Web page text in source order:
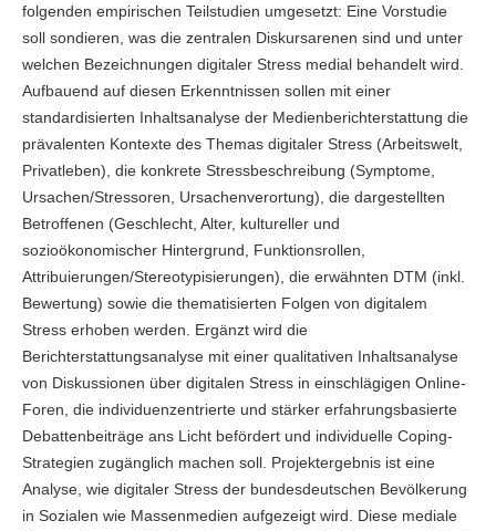
folgenden empirischen Teilstudien umgesetzt: Eine Vorstudie
soll sondieren, was die zentralen Diskursarenen sind und unter
welchen Bezeichnungen digitaler Stress medial behandelt wird.
Aufbauend auf diesen Erkenntnissen sollen mit einer
standardisierten Inhaltsanalyse der Medienberichterstattung die
prävalenten Kontexte des Themas digitaler Stress (Arbeitswelt,
Privatleben), die konkrete Stressbeschreibung (Symptome,
Ursachen/Stressoren, Ursachenverortung), die dargestellten
Betroffenen (Geschlecht, Alter, kultureller und
sozioökonomischer Hintergrund, Funktionsrollen,
Attribuierungen/Stereotypisierungen), die erwähnten DTM (inkl.
Bewertung) sowie die thematisierten Folgen von digitalem
Stress erhoben werden. Ergänzt wird die
Berichterstattungsanalyse mit einer qualitativen Inhaltsanalyse
von Diskussionen über digitalen Stress in einschlägigen Online-
Foren, die individuenzentrierte und stärker erfahrungsbasierte
Debattenbeiträge ans Licht befördert und individuelle Coping-
Strategien zugänglich machen soll. Projektergebnis ist eine
Analyse, wie digitaler Stress der bundesdeutschen Bevölkerung
in Sozialen wie Massenmedien aufgezeigt wird. Diese mediale